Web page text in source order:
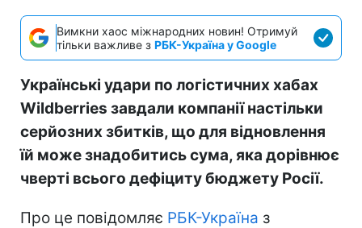
Вимкни хаос міжнародних новин! Отримуй
тільки важливе з РБК-Україна у Google
Українські удари по логістичних хабах
Wildberries завдали компанії настільки
серйозних збитків, що для відновлення
їй може знадобитись сума, яка дорівнює
чверті всього дефіциту бюджету Росії.
Про це повідомляє РБК-Україна з